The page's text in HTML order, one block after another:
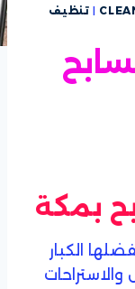
| تنظيف
بمكة
الكبار